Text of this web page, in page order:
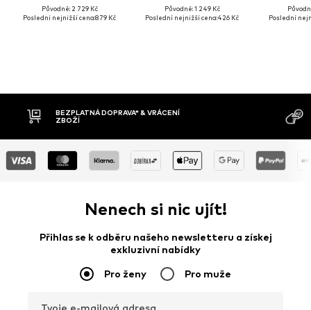
Původně: 2 729 Kč
Poslední nejnižší cena:879 Kč
Původně: 1 249 Kč
Poslední nejnižší cena:426 Kč
Poslední
DOBÍRKA
MOŽNOST
Nenech si nic ujít!
Přihlas se k odběru našeho newsletteru a získej
exkluzivní nabídky
Pro ženy Pro muže
Tvoje e-mailová adresa